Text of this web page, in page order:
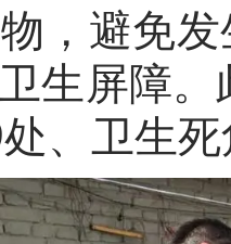
，避免
生屏障
、卫生